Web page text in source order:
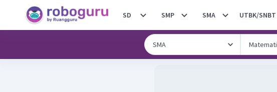
SD SMP SMA UTBK/SNBT